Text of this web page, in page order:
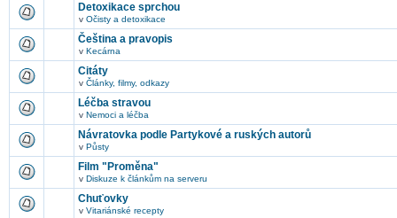
Detoxikace sprchou
v Očisty a detoxikace
Čeština a pravopis
v Kecárna
Citáty
v Články, filmy, odkazy
Léčba stravou
v Nemoci a léčba
Návratovka podle Partykové a ruských autorů
v Půsty
Film "Proměna"
v Diskuze k článkům na serveru
Chuťovky
v Vitariánské recepty